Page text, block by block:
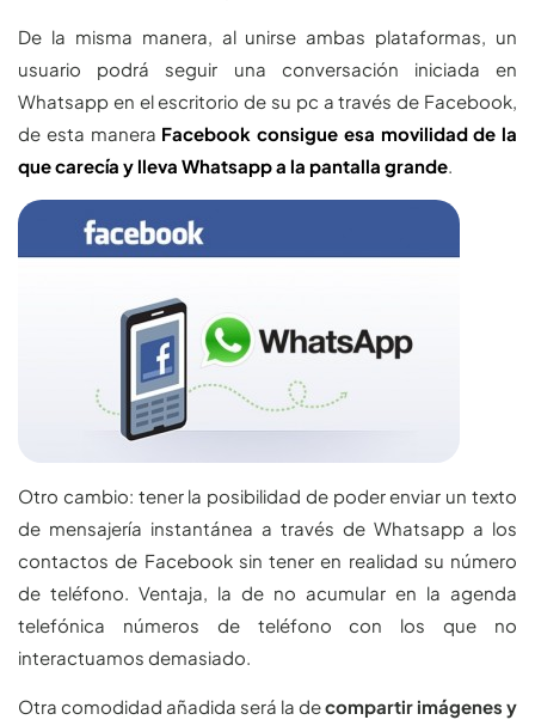
De la misma manera, al unirse ambas plataformas, un
usuario podrá seguir una conversación iniciada en
Whatsapp en el escritorio de su pc a través de Facebook,
de esta manera Facebook consigue esa movilidad de la
que carecía y lleva Whatsapp a la pantalla grande.
Otro cambio: tener la posibilidad de poder enviar un texto
de mensajería instantánea a través de Whatsapp a los
contactos de Facebook sin tener en realidad su número
de teléfono. Ventaja, la de no acumular en la agenda
telefónica números de teléfono con los que no
interactuamos demasiado.
Otra comodidad añadida será la decompartir imágenes y